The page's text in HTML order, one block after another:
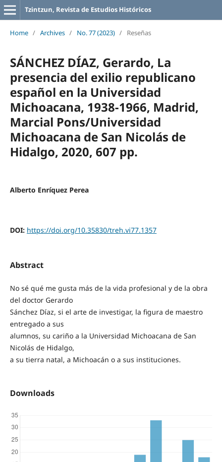
Tzintzun, Revista de Estudios Históricos
Home / Archives / No. 77 (2023) / Reseñas
SÁNCHEZ DÍAZ, Gerardo, La
presencia del exilio republicano
español en la Universidad
Michoacana, 1938-1966, Madrid,
Marcial Pons/Universidad
Michoacana de San Nicolás de
Hidalgo, 2020, 607 pp.
Alberto Enríquez Perea
DOI: https://doi.org/10.35830/treh.vi77.1357
Abstract
No sé qué me gusta más de la vida profesional y de la obra
del doctor Gerardo
Sánchez Díaz, si el arte de investigar, la figura de maestro
entregado a sus
alumnos, su cariño a la Universidad Michoacana de San
Nicolás de Hidalgo,
a su tierra natal, a Michoacán o a sus instituciones.
Downloads